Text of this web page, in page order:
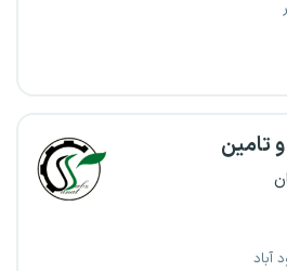
تامین
آباد